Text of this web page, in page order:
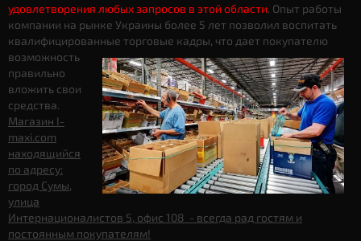
удовлетворения любых запросов в этой области. Опыт работы
компании на рынке Украины более 5 лет позволил воспитать
квалифицированные торговые кадры, что дает покупателю
возможность
правильно
вложить свои
средства.
Магазин I-
maxi.com
находящийся
по адресу:
город Сумы,
улица
Интернационалистов 5, офис 108 - всегда рад гостям и
постоянным покупателям!